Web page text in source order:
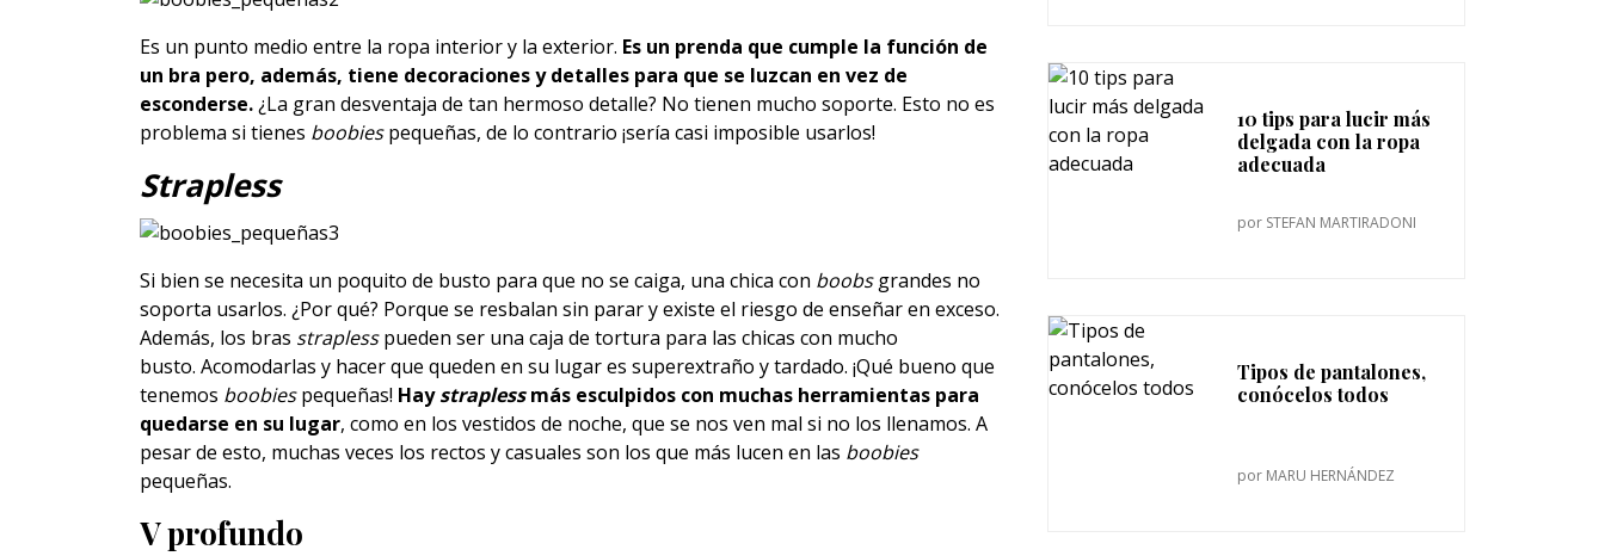
Es un punto medio entre la ropa interior y la exterior. Es un prenda que cumple la función de
un bra pero, además, tiene decoraciones y detalles para que se luzcan en vez de
esconderse.¿La gran desventaja de tan hermoso detalle? No tienen mucho soporte. Esto no es
problema si tienes boobiespequeñas, de lo contrario ¡sería casi imposible usarlos!
Strapless
Si bien se necesita un poquito de busto para que no se caiga, una chica con boobsgrandes no
soporta usarlos. ¿Por qué? Porque se resbalan sin parar y existe el riesgo de enseñar en exceso.
Además, los bras straplesspueden ser una caja de tortura para las chicas con mucho
busto. Acomodarlas y hacer que queden en su lugar es superextraño y tardado. ¡Qué bueno que
tenemos boobiespequeñas! Haystraplessmás esculpidos con muchas herramientas para
quedarse en su lugar, como en los vestidos de noche, que se nos ven mal si no los llenamos. A
pesar de esto, muchas veces los rectos y casuales son los que más lucen en las boobies
pequeñas.
V profundo
10 tips para lucir más
delgada con la ropa
adecuada
por STEFAN MARTIRADONI
Tipos de pantalones,
conócelos todos
por MARU HERNÁNDEZ